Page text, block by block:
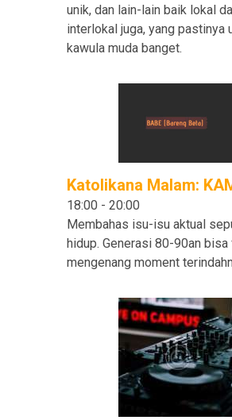
unik, dan lain-lain baik lokal
interlokal juga, yang pastinya
kawula muda banget.
Katolikana Malam:
18:00 - 20:00
Membahas isu-isu aktual
hidup. Generasi 80-90an
mengenang moment